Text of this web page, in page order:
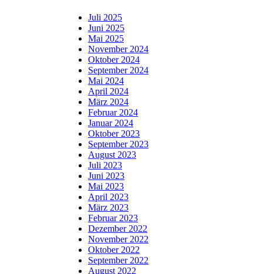
Juli 2025
Juni 2025
Mai 2025
November 2024
Oktober 2024
September 2024
Mai 2024
April 2024
März 2024
Februar 2024
Januar 2024
Oktober 2023
September 2023
August 2023
Juli 2023
Juni 2023
Mai 2023
April 2023
März 2023
Februar 2023
Dezember 2022
November 2022
Oktober 2022
September 2022
August 2022